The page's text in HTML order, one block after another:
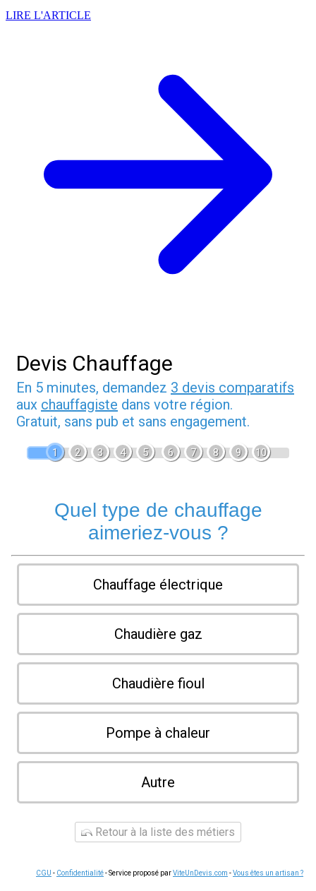
LIRE L'ARTICLE
Devis Chauffage
En 5 minutes, demandez 3 devis comparatifs
aux chauffagiste dans votre région.
Gratuit, sans pub et sans engagement.
1 2 3 4 5 6 7 8 9 10
Quel type de chauffage
aimeriez-vous ?
Chauffage électrique
Chaudière gaz
Chaudière fioul
Pompe à chaleur
Autre
Retour à la liste des métiers
CGU - Confidentialité- Service proposé parViteUnDevis.com -Vous êtes un artisan ?